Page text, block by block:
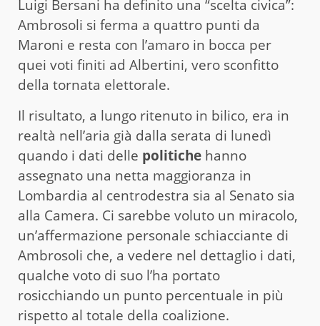
Luigi Bersani ha definito una “scelta civica”:
Ambrosoli si ferma a quattro punti da
Maroni e resta con l’amaro in bocca per
quei voti finiti ad Albertini, vero sconfitto
della tornata elettorale.
Il risultato, a lungo ritenuto in bilico, era in
realtà nell’aria già dalla serata di lunedì
quando i dati delle politiche hanno
assegnato una netta maggioranza in
Lombardia al centrodestra sia al Senato sia
alla Camera. Ci sarebbe voluto un miracolo,
un’affermazione personale schiacciante di
Ambrosoli che, a vedere nel dettaglio i dati,
qualche voto di suo l’ha portato
rosicchiando un punto percentuale in più
rispetto al totale della coalizione.